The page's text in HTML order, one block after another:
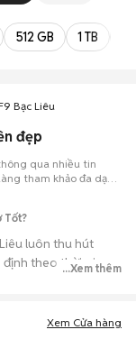
512 GB 1 TB
Bạc Liêu
đẹp
qua nhiều tin
tham khảo đa dạng
Tốt?
luôn thu hút
theo thời gian,
trăm pin, tình
...Xem thêm
Xem Cửa hàng